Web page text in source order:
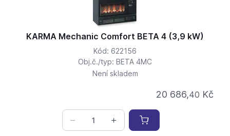
KARMA Mechanic Comfort BETA 4 (3,9 kW)
Kód: 622156
Obj.č./typ: BETA 4MC
Není skladem
20 686,40 Kč